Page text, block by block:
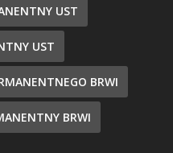
UST
UST
BRWI
BRWI